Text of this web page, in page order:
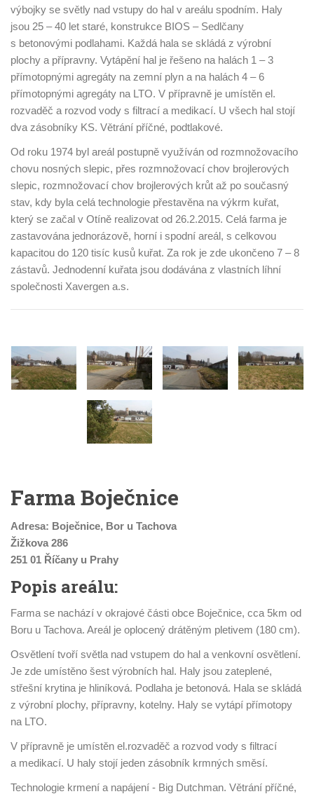
výbojky se světly nad vstupy do hal v areálu spodním. Haly
jsou 25 – 40 let staré, konstrukce BIOS – Sedlčany
s betonovými podlahami. Každá hala se skládá z výrobní
plochy a přípravny. Vytápění hal je řešeno na halách 1 – 3
přímotopnými agregáty na zemní plyn a na halách 4 – 6
přímotopnými agregáty na LTO. V přípravně je umístěn el.
rozvaděč a rozvod vody s filtrací a medikací. U všech hal stojí
dva zásobníky KS. Větrání příčné, podtlakové.
Od roku 1974 byl areál postupně využíván od rozmnožovacího
chovu nosných slepic, přes rozmnožovací chov brojlerových
slepic, rozmnožovací chov brojlerových krůt až po současný
stav, kdy byla celá technologie přestavěna na výkrm kuřat,
který se začal v Otíně realizovat od 26.2.2015. Celá farma je
zastavována jednorázově, horní i spodní areál, s celkovou
kapacitou do 120 tisíc kusů kuřat. Za rok je zde ukončeno 7 – 8
zástavů. Jednodenní kuřata jsou dodávána z vlastních líhní
společnosti Xavergen a.s.
Farma Boječnice
Adresa: Boječnice, Bor u Tachova
Žižkova 286
251 01 Říčany u Prahy
Popis areálu:
Farma se nachází v okrajové části obce Boječnice, cca 5km od
Boru u Tachova. Areál je oplocený drátěným pletivem (180 cm).
Osvětlení tvoří světla nad vstupem do hal a venkovní osvětlení.
Je zde umístěno šest výrobních hal. Haly jsou zateplené,
střešní krytina je hliníková. Podlaha je betonová. Hala se skládá
z výrobní plochy, přípravny, kotelny. Haly se vytápí přímotopy
na LTO.
V přípravně je umístěn el.rozvaděč a rozvod vody s filtrací
a medikací. U haly stojí jeden zásobník krmných směsí.
Technologie krmení a napájení - Big Dutchman. Větrání příčné,